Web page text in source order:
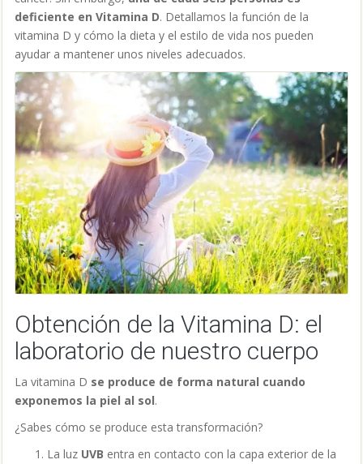
deficiente en Vitamina D. Detallamos la función de la
vitamina D y cómo la dieta y el estilo de vida nos pueden
ayudar a mantener unos niveles adecuados.
Obtención de la Vitamina D: el
laboratorio de nuestro cuerpo
La vitamina D se produce de forma natural cuando
exponemos la piel al sol.
¿Sabes cómo se produce esta transformación?
La luz UVB entra en contacto con la capa exterior de la